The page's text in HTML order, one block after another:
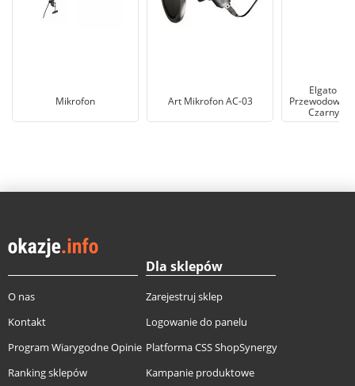
Mikrofon Art Mikrofon AC-03
Elgato
Przewodowy
Czarny
O nas
Kontakt
Program Wiarygodne Opinie
Ranking sklepów
Dla sklepów
Zarejestruj sklep
Logowanie do panelu
Platforma CSS ShopSynergy
Kampanie produktowe